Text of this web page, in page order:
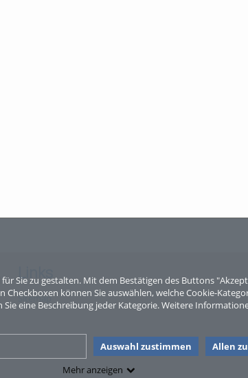
Sie zu gestalten. Mit dem Bestätigen des Buttons
können Sie auswählen, welche Cookie-
eine Beschreibung jeder Kategorie. Weitere
Auswahl zustimmen
Allen
Mehr anzeigen
Links
Sitemap